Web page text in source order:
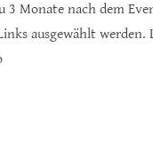
3 Monate nach dem
ausgewählt werden.